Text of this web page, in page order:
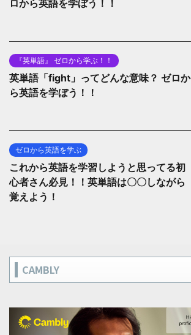
ロから英語を学ぼう！！
『英単語』 ゼロから学ぶ！！
英単語「fight」ってどんな意味？ ゼロか
ら英語を学ぼう！！
ゼロから英語を学ぶ
これから英語を学習しようと思ってる初
心者さん必見！！英単語は〇〇しながら
覚えよう！
CAMBLY